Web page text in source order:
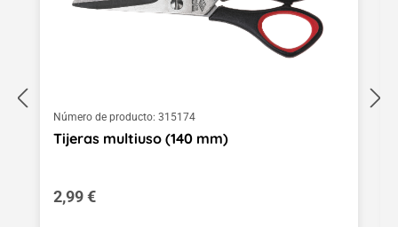
Número de producto: 315174
Tijeras multiuso (140 mm)
Precio normal:
2,99 €